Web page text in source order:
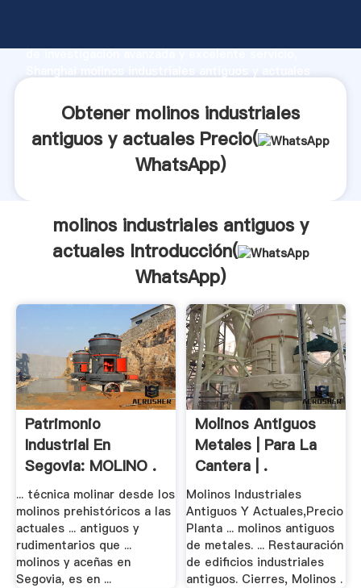
de investigación avanzada y excelente servicio,
clientes.Obtener molinos industriales
antiguos y actuales Precio(
WhatsApp)
molinos industriales antiguos y
actuales Introducción(
WhatsApp)
Patrimonio
Industrial En
Segovia: MOLINO .
... técnica molinar desde los
molinos prehistóricos a las
actuales ... antiguos y
rudimentarios que ...
molinos y aceñas en
Segovia, es en ...
Molinos Antiguos
Metales | Para La
Cantera | .
Molinos Industriales
Antiguos Y Actuales,Precio
Planta ... molinos antiguos
de metales. ... Restauración
de edificios industriales
antiguos. Cierres, Molinos .